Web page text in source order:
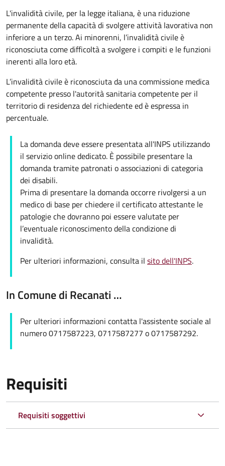
L'invalidità civile, per la legge italiana, è una riduzione
permanente della capacità di svolgere attività lavorativa non
inferiore a un terzo. Ai minorenni, l’invalidità civile è
riconosciuta come difficoltà a svolgere i compiti e le funzioni
inerenti alla loro età.
L’invalidità civile è riconosciuta da una commissione medica
competente presso l'autorità sanitaria competente per il
territorio di residenza del richiedente ed è espressa in
percentuale.
La domanda deve essere presentata all'INPS utilizzando
il servizio online dedicato. È possibile presentare la
domanda tramite patronati o associazioni di categoria
dei disabili.
Prima di presentare la domanda occorre rivolgersi a un
medico di base per chiedere il certificato attestante le
patologie che dovranno poi essere valutate per
l’eventuale riconoscimento della condizione di
invalidità.
Per ulteriori informazioni, consulta il sito dell'INPS.
In Comune di Recanati …
Per ulteriori informazioni contatta l'assistente sociale al
numero 0717587223, 0717587277 o 0717587292.
Requisiti
Requisiti soggettivi